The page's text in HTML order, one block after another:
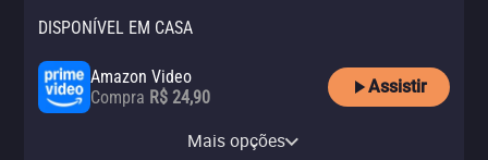
DISPONÍVEL EM CASA
Amazon Video
Compra R$ 24,90
Assistir
R$ 24,90
R$ 6,90Mais opções